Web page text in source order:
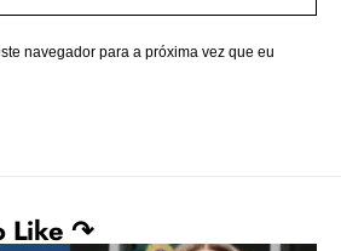
navegador para a próxima vez que eu
Like ↷